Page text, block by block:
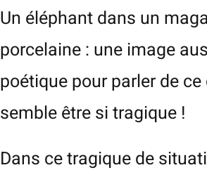
Un éléphant dans un
porcelaine : une image
poétique pour parler de
semble être si tragique !
Dans ce tragique de